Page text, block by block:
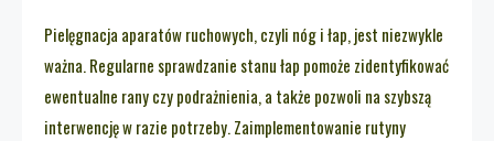
Pielęgnacja aparatów ruchowych, czyli nóg i łap, jest niezwykle
ważna. Regularne sprawdzanie stanu łap pomoże zidentyfikować
ewentualne rany czy podrażnienia, a także pozwoli na szybszą
interwencję w razie potrzeby. Zaimplementowanie rutyny